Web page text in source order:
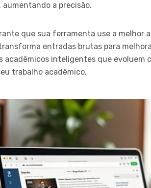
a precisão.
que sua ferramenta use a melhor
entradas brutas para
acadêmicos inteligentes que
trabalho acadêmico.